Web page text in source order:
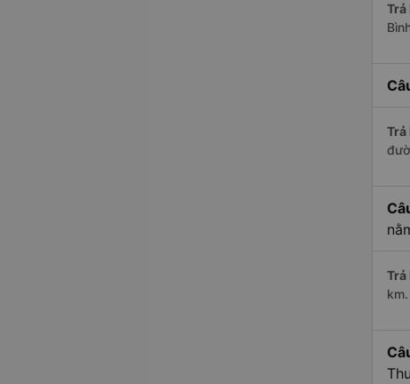
Trả
Trả
Trả
km.